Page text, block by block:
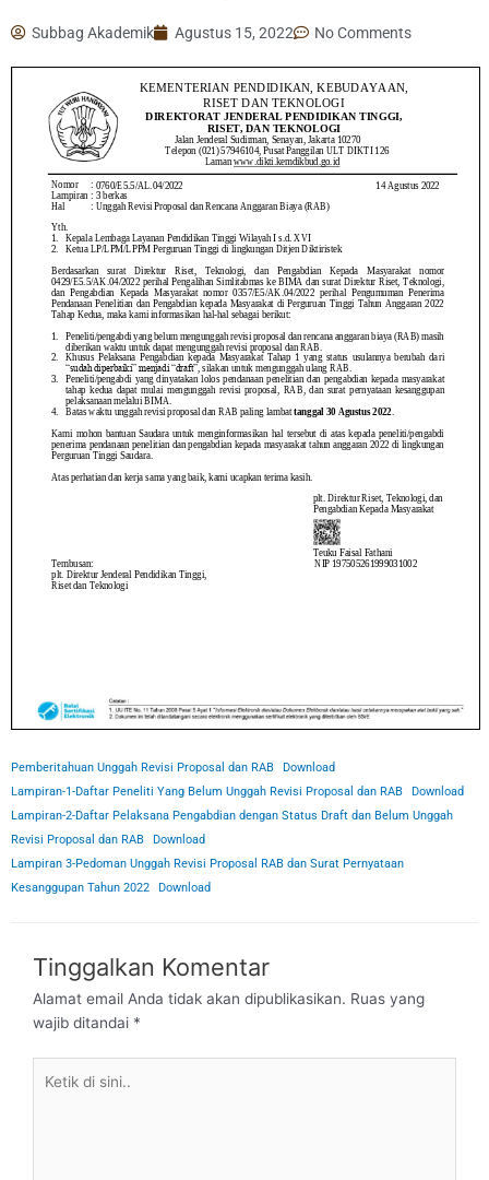
Subbag Akademik Agustus 15, 2022 No Comments
Pemberitahuan Unggah Revisi Proposal dan RAB
Download
Lampiran-1-Daftar Peneliti Yang Belum Unggah Revisi Proposal dan RAB
Download
Lampiran-2-Daftar Pelaksana Pengabdian dengan Status Draft dan Belum Unggah
Revisi Proposal dan RAB
Download
Lampiran 3-Pedoman Unggah Revisi Proposal RAB dan Surat Pernyataan
Kesanggupan Tahun 2022
Download
Tinggalkan Komentar
Alamat email Anda tidak akan dipublikasikan. Ruas yang
wajib ditandai *